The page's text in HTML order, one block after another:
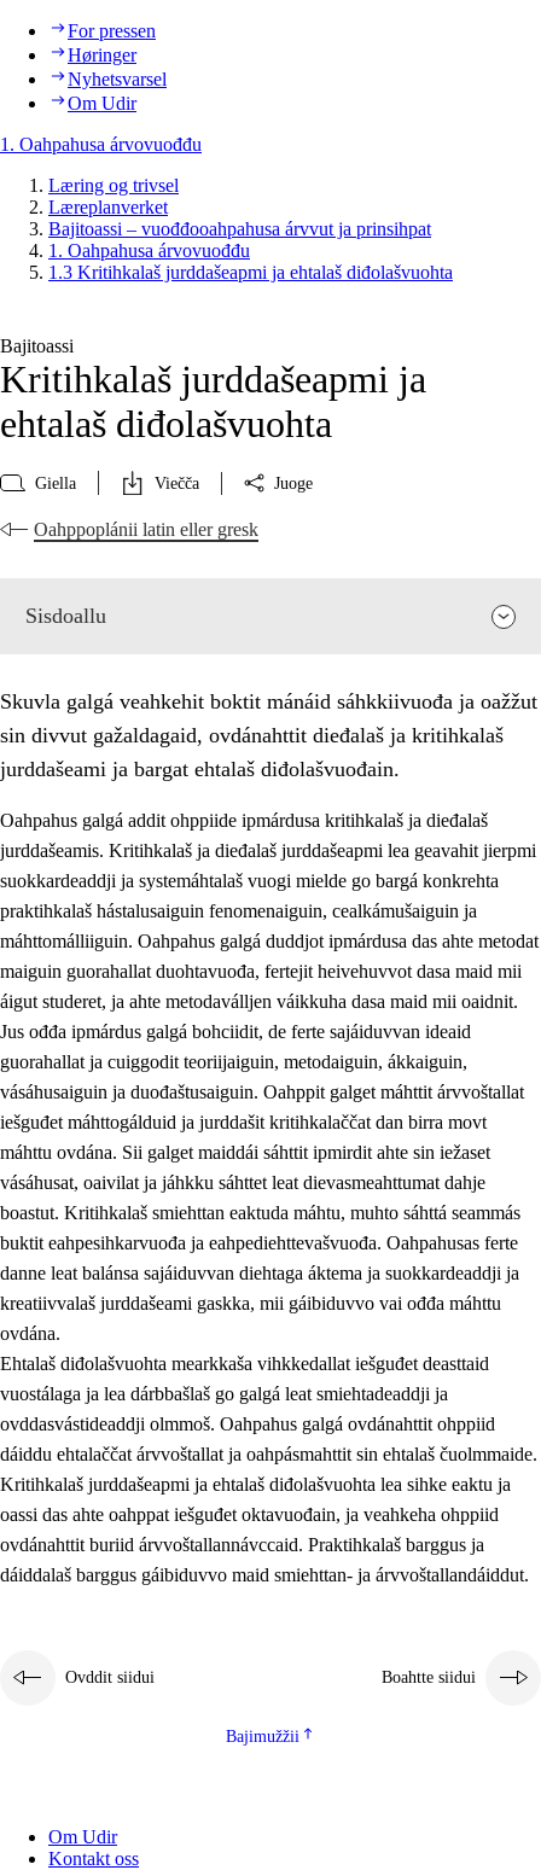
For pressen
Høringer
Nyhetsvarsel
Om Udir
1. Oahpahusa árvovuođđu
Læring og trivsel
Læreplanverket
Bajitoassi – vuođđooahpahusa árvvut ja prinsihpat
1. Oahpahusa árvovuođđu
1.3 Kritihkalaš jurddašeapmi ja ehtalaš diđolašvuohta
Bajitoassi
Kritihkalaš jurddašeapmi ja
ehtalaš diđolašvuohta
Giella Viečča Juoge
Oahppoplánii latin eller gresk
Sisdoallu
1. Oahpahusa árvovuođđu
1.1 Olmmošárvu
1.2 Identitehta ja kultuvrralaš girjáivuohta
1.3 Kritihkalaš jurddašeapmi ja ehtalaš diđolašvuohta
1.4 Hutkanillu, beroštupmi ja suokkardanhuovva
1.5 Luondduákten ja birasdiđolašvuohta
1.6 Demokratiija ja mielváikkuheapmi
Skuvla galgá veahkehit boktit mánáid sáhkkiivuođa ja oažžut
sin divvut gažaldagaid, ovdánahttit dieđalaš ja kritihkalaš
jurddašeami ja bargat ehtalaš diđolašvuođain.
Oahpahus galgá addit ohppiide ipmárdusa kritihkalaš ja dieđalaš
jurddašeamis. Kritihkalaš ja dieđalaš jurddašeapmi lea geavahit jierpmi
suokkardeaddji ja systemáhtalaš vuogi mielde go bargá konkrehta
praktihkalaš hástalusaiguin fenomenaiguin, cealkámušaiguin ja
máhttomálliiguin. Oahpahus galgá duddjot ipmárdusa das ahte metodat
maiguin guorahallat duohtavuođa, fertejit heivehuvvot dasa maid mii
áigut studeret, ja ahte metodaválljen váikkuha dasa maid mii oaidnit.
Jus ođđa ipmárdus galgá bohciidit, de ferte sajáiduvvan ideaid
guorahallat ja cuiggodit teoriijaiguin, metodaiguin, ákkaiguin,
vásáhusaiguin ja duođaštusaiguin. Oahppit galget máhttit árvvoštallat
iešguđet máhttogálduid ja jurddašit kritihkalaččat dan birra movt
máhttu ovdána. Sii galget maiddái sáhttit ipmirdit ahte sin iežaset
vásáhusat, oaivilat ja jáhkku sáhttet leat dievasmeahttumat dahje
boastut. Kritihkalaš smiehttan eaktuda máhtu, muhto sáhttá seammás
buktit eahpesihkarvuođa ja eahpediehttevašvuođa. Oahpahusas ferte
danne leat balánsa sajáiduvvan diehtaga áktema ja suokkardeaddji ja
kreatiivvalaš jurddašeami gaskka, mii gáibiduvvo vai ođđa máhttu
ovdána.
Ehtalaš diđolašvuohta mearkkaša vihkkedallat iešguđet deasttaid
vuostálaga ja lea dárbbašlaš go galgá leat smiehtadeaddji ja
ovddasvástideaddji olmmoš. Oahpahus galgá ovdánahttit ohppiid
dáiddu ehtalaččat árvvoštallat ja oahpásmahttit sin ehtalaš čuolmmaide.
Kritihkalaš jurddašeapmi ja ehtalaš diđolašvuohta lea sihke eaktu ja
oassi das ahte oahppat iešguđet oktavuođain, ja veahkeha ohppiid
ovdánahttit buriid árvvoštallannávccaid. Praktihkalaš barggus ja
dáiddalaš barggus gáibiduvvo maid smiehttan- ja árvvoštallandáiddut.
Ovddit siidui Boahtte siidui
Bajimužžii
Om Udir
Kontakt oss